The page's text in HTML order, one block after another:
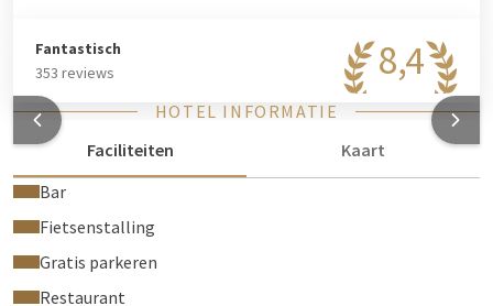
8,4
Fantastisch
353 reviews
HOTEL INFORMATIE
Faciliteiten
Kaart
Bar
Fietsenstalling
Gratis parkeren
Restaurant